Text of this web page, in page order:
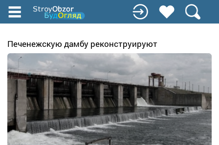
Перейти
содержанию
Печенежскую дамбу реконструируют